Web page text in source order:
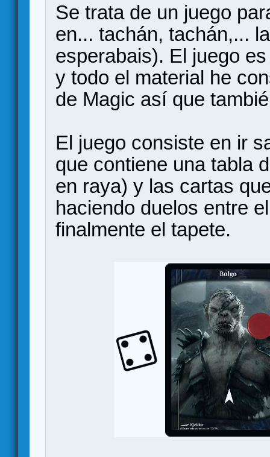
Se trata de un juego
en... tachán, tachán,...
esperabais). El juego
y todo el material he
de Magic así que
El juego consiste en ir
que contiene una tabla
en raya) y las cartas
haciendo duelos entre
finalmente el tapete.